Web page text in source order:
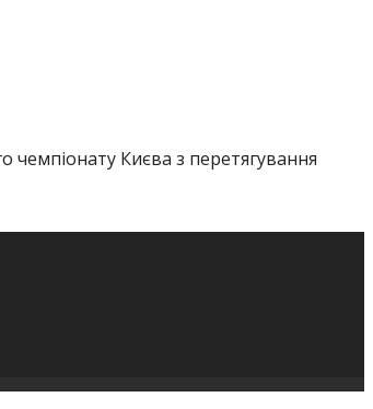
чемпіонату Києва з перетягування